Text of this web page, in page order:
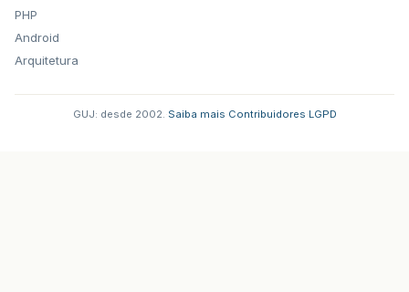
PHP
Android
Arquitetura
GUJ: desde 2002. Saiba mais Contribuidores LGPD